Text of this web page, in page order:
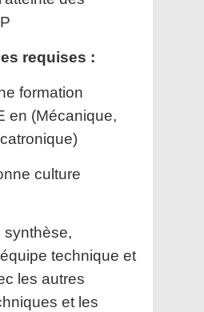
requises :
formation
en (Mécanique,
culture
synthèse,
technique et
les autres
et les